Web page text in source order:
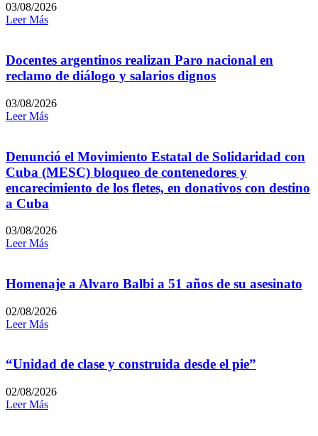
03/08/2026
Leer Más
Docentes argentinos realizan Paro nacional en
reclamo de diálogo y salarios dignos
03/08/2026
Leer Más
Denunció el Movimiento Estatal de Solidaridad con
Cuba (MESC) bloqueo de contenedores y
encarecimiento de los fletes, en donativos con destino
a Cuba
03/08/2026
Leer Más
Homenaje a Alvaro Balbi a 51 años de su asesinato
02/08/2026
Leer Más
“Unidad de clase y construida desde el pie”
02/08/2026
Leer Más